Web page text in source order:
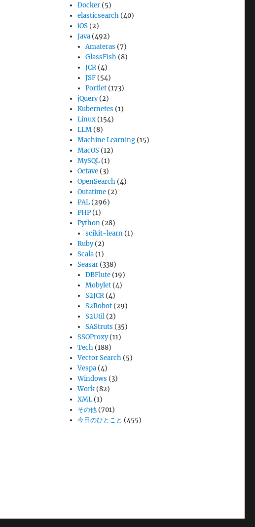
Docker (5)
elasticsearch (40)
iOS (2)
Java (492)
Amateras (7)
GlassFish (8)
JCR(4)
JSF (54)
Portlet (173)
jQuery(2)
Kubernetes (1)
Linux (154)
LLM (8)
Machine Learning (15)
MacOS (12)
MySQL (1)
Octave (3)
OpenSearch (4)
Outatime (2)
PAL (296)
PHP (1)
Python (28)
scikit-learn (1)
Ruby(2)
Scala (1)
Seasar (338)
DBFlute (19)
Mobylet (4)
S2JCR(4)
S2Robot (29)
S2Util (2)
SAStruts (35)
SSOProxy(11)
Tech (188)
Vector Search (5)
Vespa (4)
Windows (3)
Work (82)
XML (1)
その他 (701)
今日のひとこと (455)